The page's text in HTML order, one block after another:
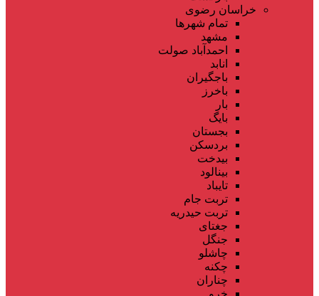
خراسان رضوی
تمام شهر‌ها
مشهد
احمدآباد صولت
انابد
باجگیران
باخرز
بار
بایگ
بجستان
بردسکن
بیدخت
بینالود
تایباد
تربت جام
تربت حیدریه
جغتای
جنگل
چاشلو
چکنه
چناران
خرو